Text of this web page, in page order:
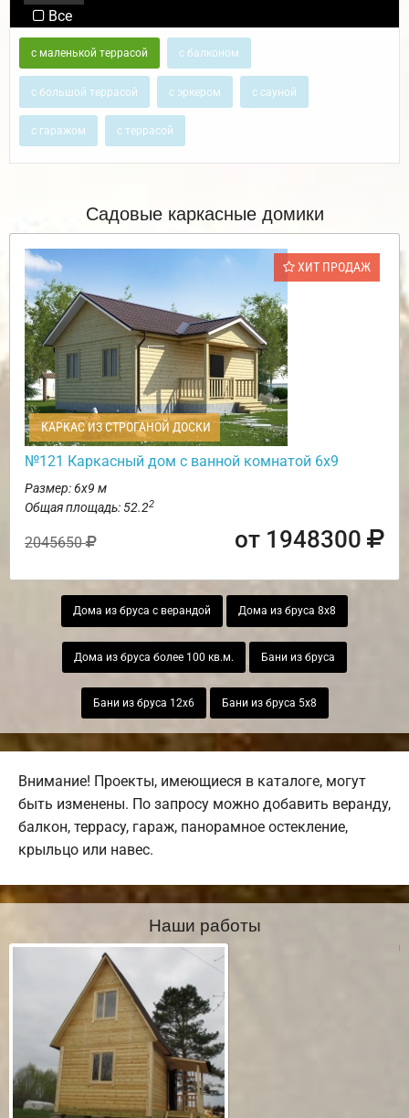
Все
с маленькой террасой с балконом
с большой террасой с эркером с сауной
с гаражом с террасой
Садовые каркасные домики
ХИТ ПРОДАЖ
КАРКАС ИЗ СТРОГАНОЙ ДОСКИ
№121 Каркасный дом с ванной комнатой 6х9
Размер: 6х9 м
Общая площадь: 52.22
2045650 от 1948300
Дома из бруса с верандой Дома из бруса 8х8
Дома из бруса более 100 кв.м. Бани из бруса
Бани из бруса 12х6 Бани из бруса 5х8
Внимание! Проекты, имеющиеся в каталоге, могут
быть изменены. По запросу можно добавить веранду,
балкон, террасу, гараж, панорамное остекление,
крыльцо или навес.
Наши работы